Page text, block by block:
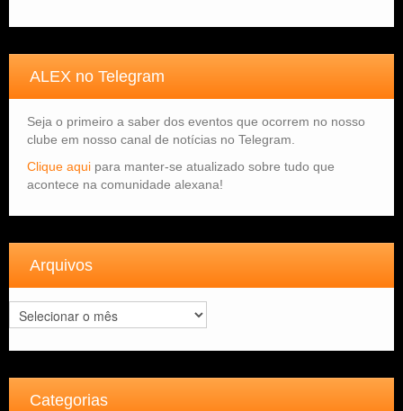
ALEX no Telegram
Seja o primeiro a saber dos eventos que ocorrem no nosso
clube em nosso canal de notícias no Telegram.
Clique aqui para manter-se atualizado sobre tudo que
acontece na comunidade alexana!
Arquivos
Arquivos
Categorias